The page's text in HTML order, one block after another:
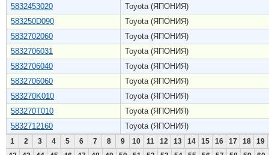
5832453020
Toyota (ЯПОНИЯ)
583250D090
Toyota (ЯПОНИЯ)
5832702060
Toyota (ЯПОНИЯ)
5832706031
Toyota (ЯПОНИЯ)
5832706040
Toyota (ЯПОНИЯ)
5832706060
Toyota (ЯПОНИЯ)
583270K010
Toyota (ЯПОНИЯ)
583270T010
Toyota (ЯПОНИЯ)
5832712160
Toyota (ЯПОНИЯ)
1 2 3 4 5 6 7 8 9 10 11 12 13 14 15 16 17 18
19